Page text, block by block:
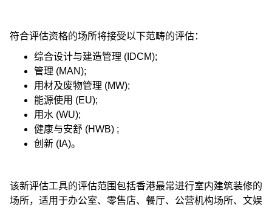
符合评估资格的场所将接受以下范畴的评估：
综合设计与建造管理 (IDCM);
管理 (MAN);
用材及废物管理 (MW);
能源使用 (EU);
用水 (WU);
健康与安舒 (HWB) ;
创新 (IA)。
该新评估工具的评估范围包括香港最常进行室内建筑装修的
场所，适用于办公室、零售店、餐厅、公营机构场所、文娱